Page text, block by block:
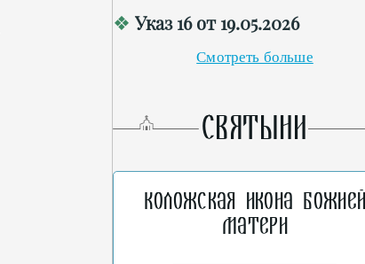
Указ 16 от 19.05.2026
Смотреть больше
СВЯТЫНИ
Коложская икона
Матери